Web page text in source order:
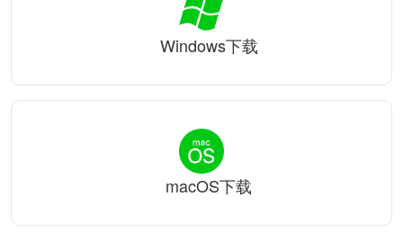
Windows下载
macOS下载